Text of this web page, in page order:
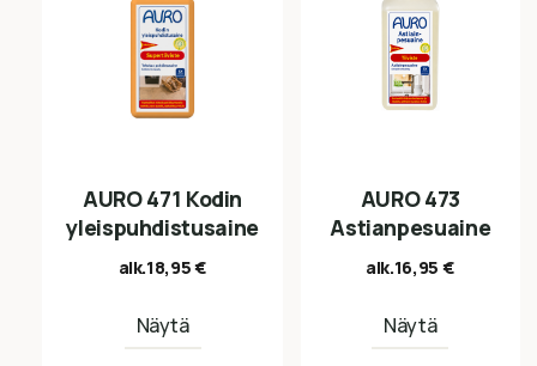
AURO 471 Kodin
yleispuhdistusaine
alk.18,95€
Näytä
AURO 473
Astianpesuaine
alk.16,95 €
Näytä